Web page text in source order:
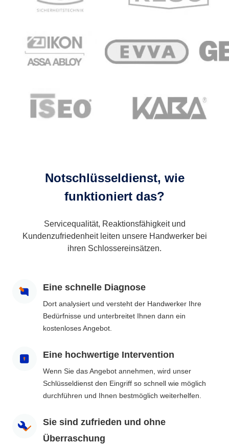
Notschlüsseldienst, wie
funktioniert das?
Servicequalität, Reaktionsfähigkeit und
Kundenzufriedenheit leiten unsere Handwerker bei
ihren Schlossereinsätzen.
Eine schnelle Diagnose
Dort analysiert und versteht der Handwerker Ihre
Bedürfnisse und unterbreitet Ihnen dann ein
kostenloses Angebot.
Eine hochwertige Intervention
Wenn Sie das Angebot annehmen, wird unser
Schlüsseldienst den Eingriff so schnell wie möglich
durchführen und Ihnen bestmöglich weiterhelfen.
Sie sind zufrieden und ohne
Überraschung